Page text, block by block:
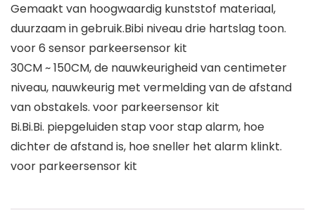
Gemaakt van hoogwaardig kunststof materiaal,
duurzaam in gebruik.Bibi niveau drie hartslag toon.
voor 6 sensor parkeersensor kit
30CM ~ 150CM, de nauwkeurigheid van centimeter
niveau, nauwkeurig met vermelding van de afstand
van obstakels. voor parkeersensor kit
Bi.Bi.Bi. piepgeluiden stap voor stap alarm, hoe
dichter de afstand is, hoe sneller het alarm klinkt.
voor parkeersensor kit